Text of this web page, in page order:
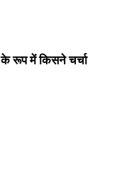
के रूप में किसने चर्चा